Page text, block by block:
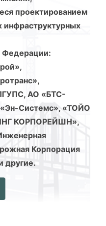
проектированием
инфраструктурных
Федерации:
АО «БТС-
Системс», «ТОЙО
КОРПОРЕЙШН»,
Корпорация
другие.